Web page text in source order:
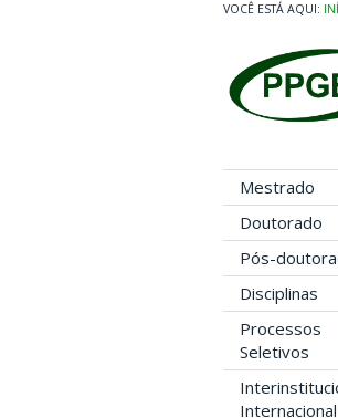
Mestrado
Doutorado
Pós-
Disciplinas
Processos
Seletivos
Internacional